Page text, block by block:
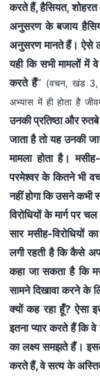
करते हैं, हैसियत,
अनुसरण के बजाय
अनुसरण मानते हैं। ऐसे
यही कि सभी मामलों में
करते हैं” (वचन, खंड 3,
अभ्यास में ही होता है
उनकी प्रतिष्ठा और
जाता है तो यह उनकी
मामला होता है।
परमेश्वर के कितने भी
नहीं होगा कि उसने कभी
विरोधियों के मार्ग पर
सार मसीह-विरोधियों
लगी रहती है कि कैसे
कहा जा सकता है कि
सामने दिखावा करने के
क्यों कह रहा हूँ? ऐसा
इतना प्यार करते हैं कि
का लक्ष्य समझते हैं।
करते हैं, वे सत्य के